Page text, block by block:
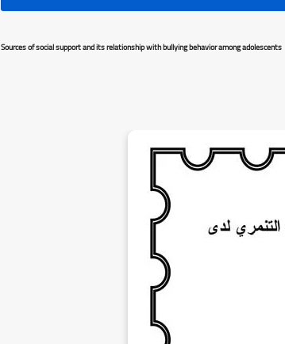
Sources of social support and its relationship with bullying behavior among adolescents